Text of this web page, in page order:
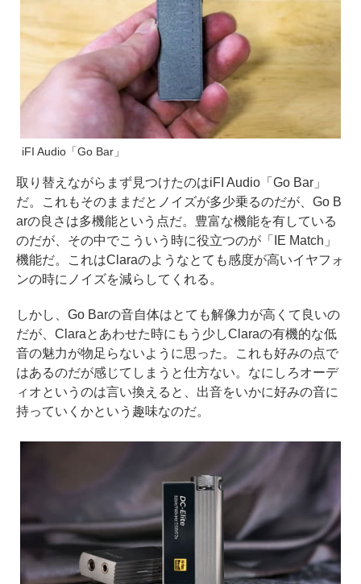
iFI Audio「Go Bar」
取り替えながらまず見つけたのはiFI Audio「Go Bar」
だ。これもそのままだとノイズが多少乗るのだが、Go B
arの良さは多機能という点だ。豊富な機能を有している
のだが、その中でこういう時に役立つのが「IE Match」
機能だ。これはClaraのようなとても感度が高いイヤフォ
ンの時にノイズを減らしてくれる。
しかし、Go Barの音自体はとても解像力が高くて良いの
だが、Claraとあわせた時にもう少しClaraの有機的な低
音の魅力が物足らないように思った。これも好みの点で
はあるのだが感じてしまうと仕方ない。なにしろオーデ
ィオというのは言い換えると、出音をいかに好みの音に
持っていくかという趣味なのだ。